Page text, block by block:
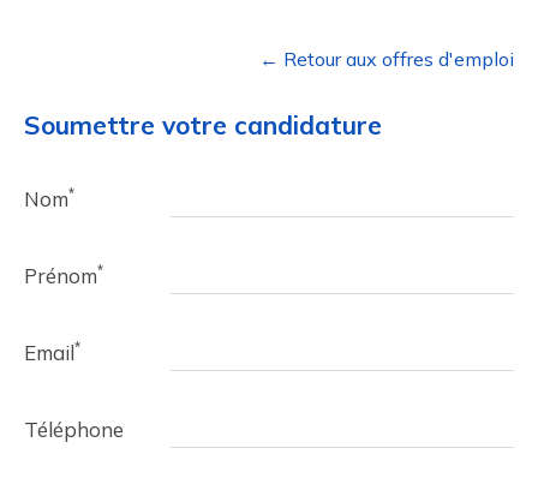
← Retour aux offres d'emploi
Soumettre votre candidature
Nom*
Prénom*
Email*
Téléphone